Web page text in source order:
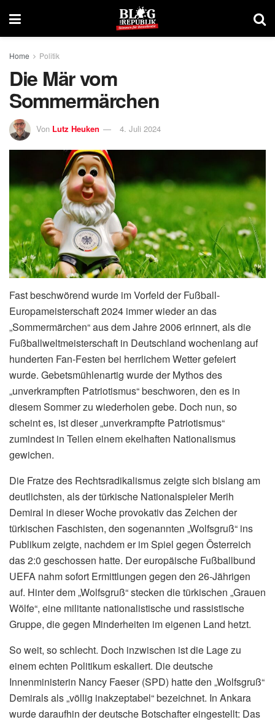
Home Politik
Die Mär vom
Sommermärchen
Von Lutz Heuken 4. Juli 2024
Fast beschwörend wurde im Vorfeld der Fußball-
Europameisterschaft 2024 immer wieder an das
„Sommermärchen“ aus dem Jahre 2006 erinnert, als die
Fußballweltmeisterschaft in Deutschland wochenlang auf
hunderten Fan-Festen bei herrlichem Wetter gefeiert
wurde. Gebetsmühlenartig wurde der Mythos des
„unverkrampften Patriotismus“ beschworen, den es in
diesem Sommer zu wiederholen gebe. Doch nun, so
scheint es, ist dieser „unverkrampfte Patriotismus“
zumindest in Teilen einem ekelhaften Nationalismus
gewichen.
Die Fratze des Rechtsradikalismus zeigte sich bislang am
deutlichsten, als der türkische Nationalspieler Merih
Demiral in dieser Woche provokativ das Zeichen der
türkischen Faschisten, den sogenannten „Wolfsgruß“ ins
Publikum zeigte, nachdem er im Spiel gegen Österreich
das 2:0 geschossen hatte. Der europäische Fußballbund
UEFA nahm sofort Ermittlungen gegen den 26-Jährigen
auf. Hinter dem „Wolfsgruß“ stecken die türkischen „Grauen
Wölfe“, eine militante nationalistische und rassistische
Gruppe, die gegen Minderheiten im eigenen Land hetzt.
So weit, so schlecht. Doch inzwischen ist die Lage zu
einem echten Politikum eskaliert. Die deutsche
Innenministerin Nancy Faeser (SPD) hatte den „Wolfsgruß“
Demirals als „völlig inakzeptabel“ bezeichnet. In Ankara
wurde daraufhin der deutsche Botschafter eingestellt: Das